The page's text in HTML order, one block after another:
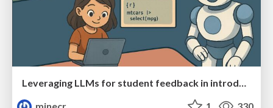
Leveraging LLMs for student feedback in introductory data science courses - posit::conf(2025)